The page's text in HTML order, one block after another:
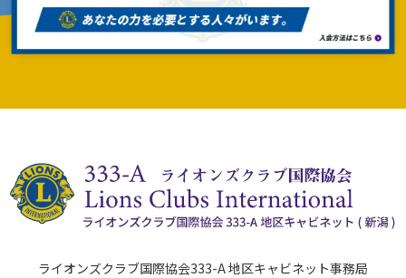
ライオンズクラブ国際協会333-A 地区キャビネット事務局